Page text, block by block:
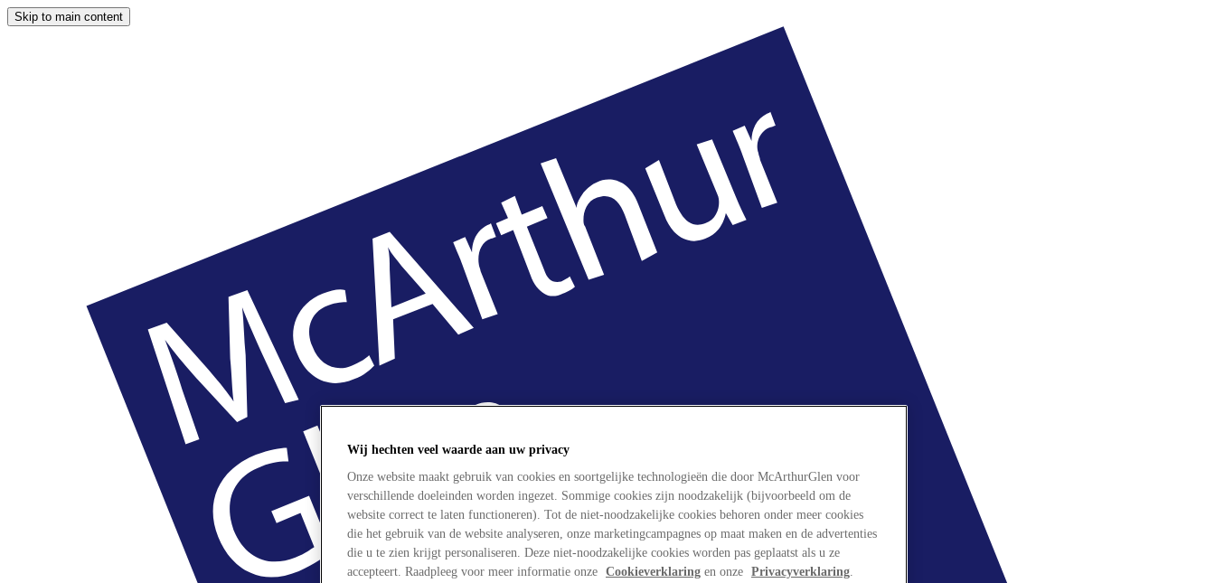
Skip to main content
Wij hechten veel waarde aan uw privacy
Onze website maakt gebruik van cookies en soortgelijke technologieën die door McArthurGlen voor
verschillende doeleinden worden ingezet. Sommige cookies zijn noodzakelijk (bijvoorbeeld om de
website correct te laten functioneren). Tot de niet-noodzakelijke cookies behoren onder meer cookies
die het gebruik van de website analyseren, onze marketingcampagnes op maat maken en de advertenties
die u te zien krijgt personaliseren. Deze niet-noodzakelijke cookies worden pas geplaatst als u ze
accepteert. Raadpleeg voor meer informatie onze Cookieverklaring en onze Privacyverklaring.